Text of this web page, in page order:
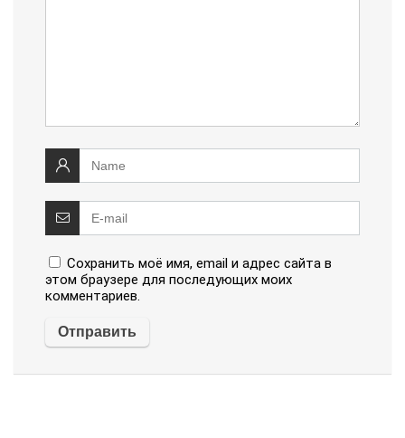
Сохранить моё имя, email и адрес сайта в
этом браузере для последующих моих
комментариев.